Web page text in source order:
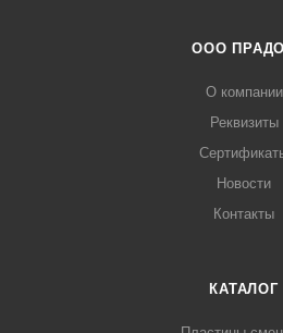
ООО
О компании
Реквизиты
Новости
Контакты
КАТАЛОГ